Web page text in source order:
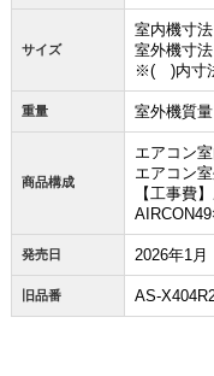
お買い物
サイズ
室内機寸
室外機寸
※( )内寸法
重量 室外機質
商品構成
エアコン
エアコン
【工事費
発売日 2026年1月
旧品番 AS-